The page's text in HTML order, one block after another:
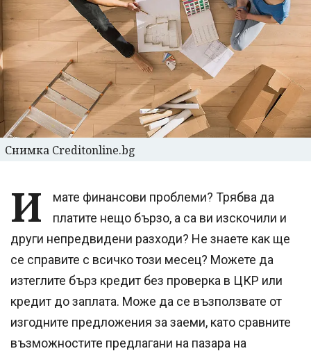
Снимка Creditonline.bg
И
мате финансови проблеми? Трябва да
платите нещо бързо, а са ви изскочили и
други непредвидени разходи? Не знаете как ще
се справите с всичко този месец? Можете да
изтеглите бърз кредит без проверка в ЦКР или
кредит до заплата. Може да се възползвате от
изгодните предложения за заеми, като сравните
възможностите предлагани на пазара на